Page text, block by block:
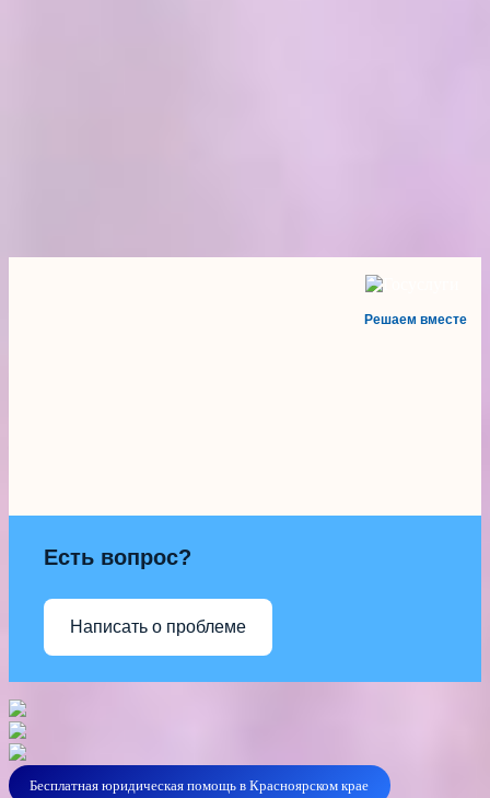
Решаем вместе
Есть вопрос?
Написать о проблеме
Бесплатная юридическая помощь в Красноярском крае